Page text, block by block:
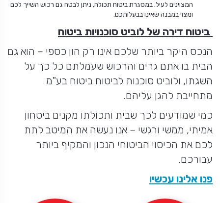
המצוינים לעיל. במסגרת ביטוח תכולה, ניתן לבטח גם רכוש השייך לכם
ומצוי במבנה שאינו בבעלותכם.
ביטוח דירה של לוביט סוכנויות ביטוח
הנכס היקר ביותר שלכם אינו רק הון כספי – הוא גם
הבית בו אתם גרים והרכוש שעמלתם כל כך על
השגתו, ולוביט סוכנות לביטוח ביטוח בע"מ
מתחייבת להגן עליהם.
כמי שמודעים לכך שבית ותכולתו מקנים ביטחון
אמיתי, ממשי ורגשי – אנו נעשה את המיטב לתת
לכם את הכיסוי הביטוחי הנכון והמקיף ביותר
עבורכם.
פנו אלינו עכשיו